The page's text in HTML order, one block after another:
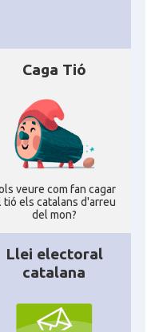
Caga Tió
veure com fan cagar
tió els catalans d'arreu
del mon?
Llei electoral
catalana